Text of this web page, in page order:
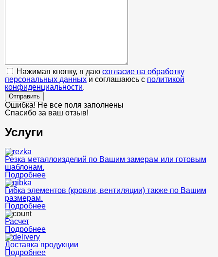
Нажимая кнопку, я даю согласие на обработку
персональных данных и соглашаюсь с политикой
конфиденциальности.
Отправить
Ошибка! Не все поля заполнены
Спасибо за ваш отзыв!
Услуги
Резка металлоизделий по Вашим замерам или готовым
шаблонам.
Подробнее
Гибка элементов (кровли, вентиляции) также по Вашим
размерам.
Подробнее
Расчет
Подробнее
Доставка продукции
Подробнее